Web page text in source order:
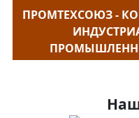
ПРОМТЕХСОЮЗ -